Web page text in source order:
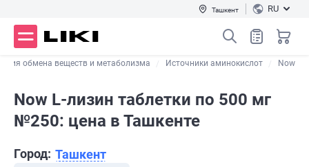
Ташкент RU
обмена веществ и метаболизма Источники аминокислот Now
Now L-лизин таблетки по 500 мг
№250: цена в Ташкенте
Город: Ташкент